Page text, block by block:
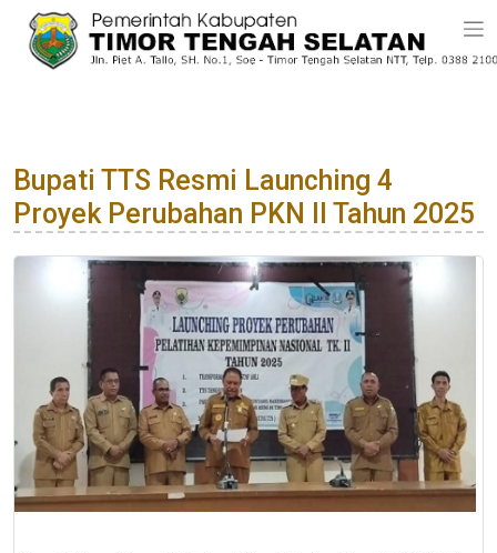
Bupati TTS Resmi Launching 4
Proyek Perubahan PKN II Tahun 2025